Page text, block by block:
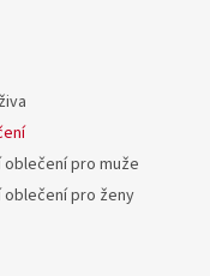
pro muže
pro ženy